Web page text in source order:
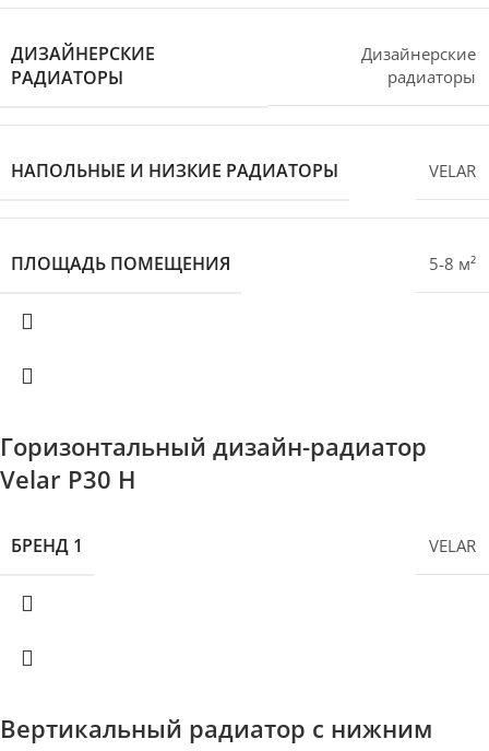
ДИЗАЙНЕРСКИЕ
РАДИАТОРЫ
Дизайнерские
радиаторы
НАПОЛЬНЫЕ И НИЗКИЕ РАДИАТОРЫ VELAR
ПЛОЩАДЬ ПОМЕЩЕНИЯ 5-8 м²
Горизонтальный дизайн-радиатор
Velar P30 H
БРЕНД 1 VELAR
Вертикальный радиатор с нижним